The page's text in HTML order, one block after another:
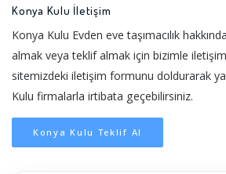
Konya Kulu İletişim
Konya Kulu Evden eve taşımacılık
almak veya teklif almak için bizimle
sitemizdeki iletişim formunu doldurarak
Kulu firmalarla irtibata geçebilirsiniz.
Konya Kulu Teklif Al